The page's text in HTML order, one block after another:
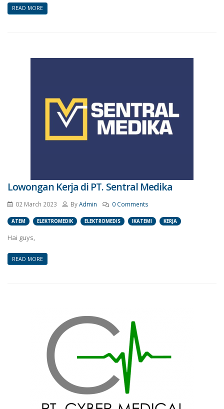
READ MORE
Lowongan Kerja di PT. Sentral Medika
02 March 2023 ByAdmin 0 Comments
ATEM ELEKTROMEDIK ELEKTROMEDIS IKATEMI KERJA
Hai guys,
READ MORE